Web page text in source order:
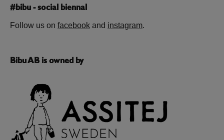
#bibu - social biennal
Follow us on facebook and instagram.
Bibu AB is owned by